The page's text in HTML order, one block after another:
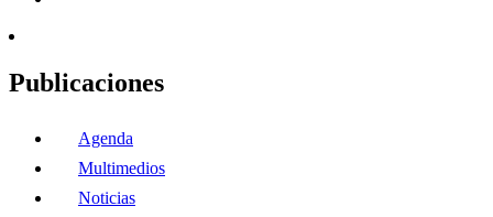
Publicaciones
Agenda
Multimedios
Noticias